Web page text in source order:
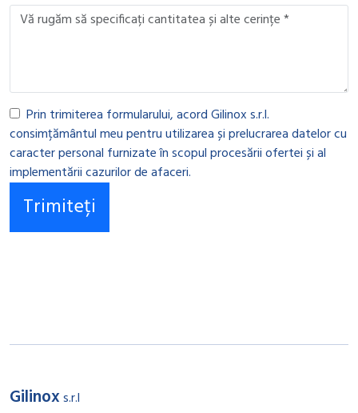
Prin trimiterea formularului, acord Gilinox s.r.l.
consimțământul meu pentru utilizarea și prelucrarea datelor cu
caracter personal furnizate în scopul procesării ofertei și al
implementării cazurilor de afaceri.
Gilinoxs.r.l